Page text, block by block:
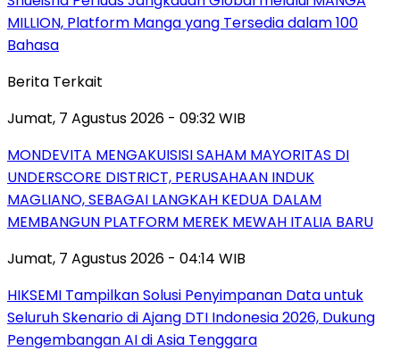
MILLION, Platform Manga yang Tersedia dalam 100
Bahasa
Berita Terkait
Jumat, 7 Agustus 2026 - 09:32 WIB
MONDEVITA MENGAKUISISI SAHAM MAYORITAS DI
UNDERSCORE DISTRICT, PERUSAHAAN INDUK
MAGLIANO, SEBAGAI LANGKAH KEDUA DALAM
MEMBANGUN PLATFORM MEREK MEWAH ITALIA BARU
Jumat, 7 Agustus 2026 - 04:14 WIB
HIKSEMI Tampilkan Solusi Penyimpanan Data untuk
Seluruh Skenario di Ajang DTI Indonesia 2026, Dukung
Pengembangan AI di Asia Tenggara